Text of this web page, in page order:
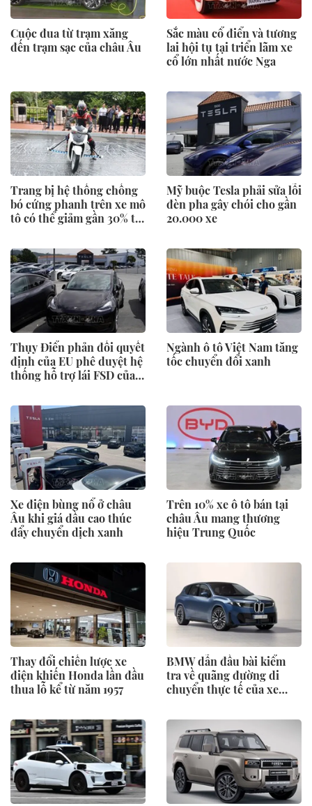
Cuộc đua từ trạm xăng
đến trạm sạc của châu Âu
Sắc màu cổ điển và tương
lai hội tụ tại triển lãm xe
cổ lớn nhất nước Nga
Trang bị hệ thống chống
bó cứng phanh trên xe mô
tô có thể giảm gần 30% tai
Mỹ buộc Tesla phải sửa lỗi
đèn pha gây chói cho gần
20.000 xe
Thụy Điển phản đối quyết
định của EU phê duyệt hệ
thống hỗ trợ lái FSD của
Ngành ô tô Việt Nam tăng
tốc chuyển đổi xanh
Xe điện bùng nổ ở châu
Âu khi giá dầu cao thúc
đẩy chuyển dịch xanh
Trên 10% xe ô tô bán tại
châu Âu mang thương
hiệu Trung Quốc
Thay đổi chiến lược xe
điện khiến Honda lần đầu
thua lỗ kể từ năm 1957
BMW dẫn đầu bài kiểm
tra về quãng đường di
chuyển thực tế của xe